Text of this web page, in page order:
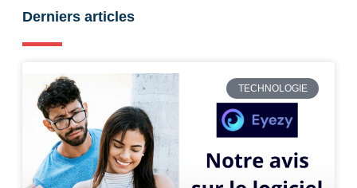
Derniers articles
TECHNOLOGIE